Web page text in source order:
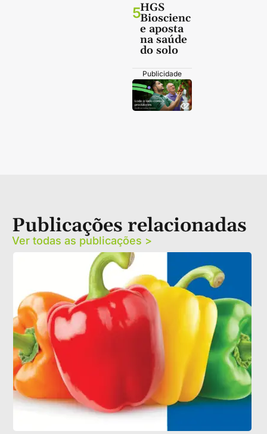
5HGS
Bioscienc
e aposta
na saúde
do solo
Publicidade
Publicações relacionadas
Ver todas as publicações >